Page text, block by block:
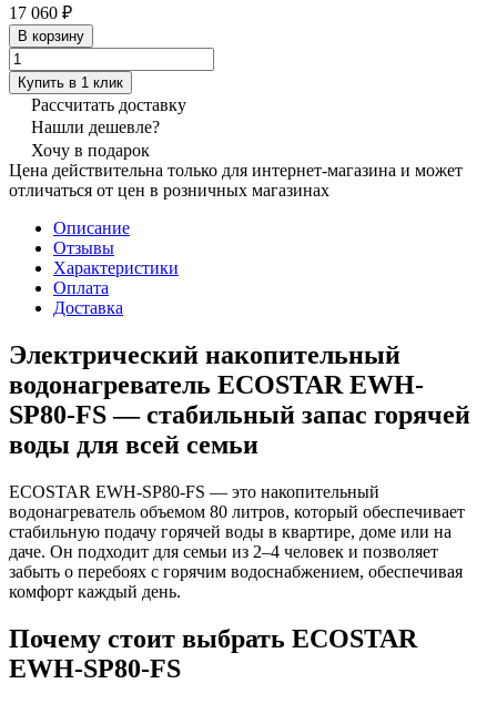
17 060 ₽
В корзину
Купить в 1 клик
Рассчитать доставку
Нашли дешевле?
Хочу в подарок
Цена действительна только для интернет-магазина и может
отличаться от цен в розничных магазинах
Описание
Отзывы
Характеристики
Оплата
Доставка
Электрический накопительный
водонагреватель ECOSTAR EWH-
SP80-FS — стабильный запас горячей
воды для всей семьи
ECOSTAR EWH-SP80-FS — это накопительный
водонагреватель объемом 80 литров, который обеспечивает
стабильную подачу горячей воды в квартире, доме или на
даче. Он подходит для семьи из 2–4 человек и позволяет
забыть о перебоях с горячим водоснабжением, обеспечивая
комфорт каждый день.
Почему стоит выбрать ECOSTAR
EWH-SP80-FS